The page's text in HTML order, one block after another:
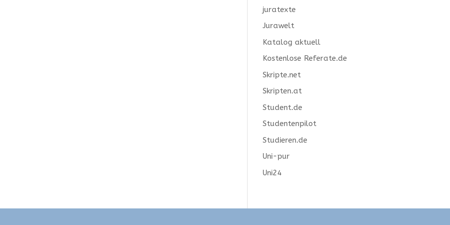
juratexte
Jurawelt
Katalog aktuell
Kostenlose Referate.de
Skripte.net
Skripten.at
Student.de
Studentenpilot
Studieren.de
Uni-pur
Uni24